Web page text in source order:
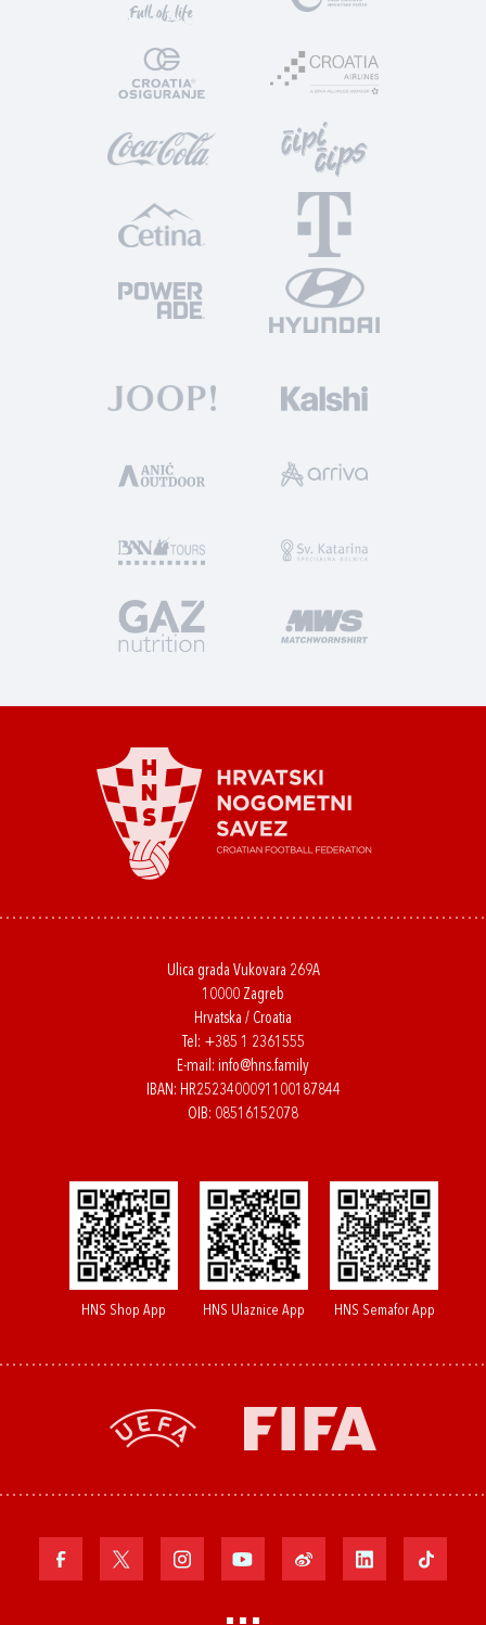
Ulica grada Vukovara 269A
10000 Zagreb
Hrvatska / Croatia
Tel: +385 1 2361555
E-mail: info@hns.family
IBAN: HR2523400091100187844
OIB: 08516152078
HNS Shop App HNS Ulaznice App HNS Semafor App